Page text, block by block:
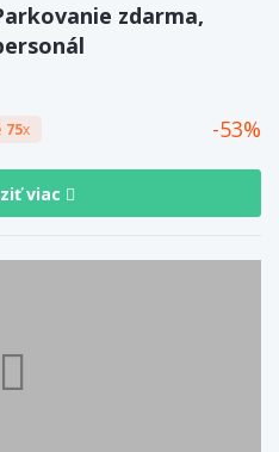
zdarma,
75x 53
viac